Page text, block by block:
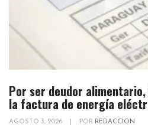
Por ser deudor
la factura de energía
AGOSTO 3, 2026 POR REDACCION